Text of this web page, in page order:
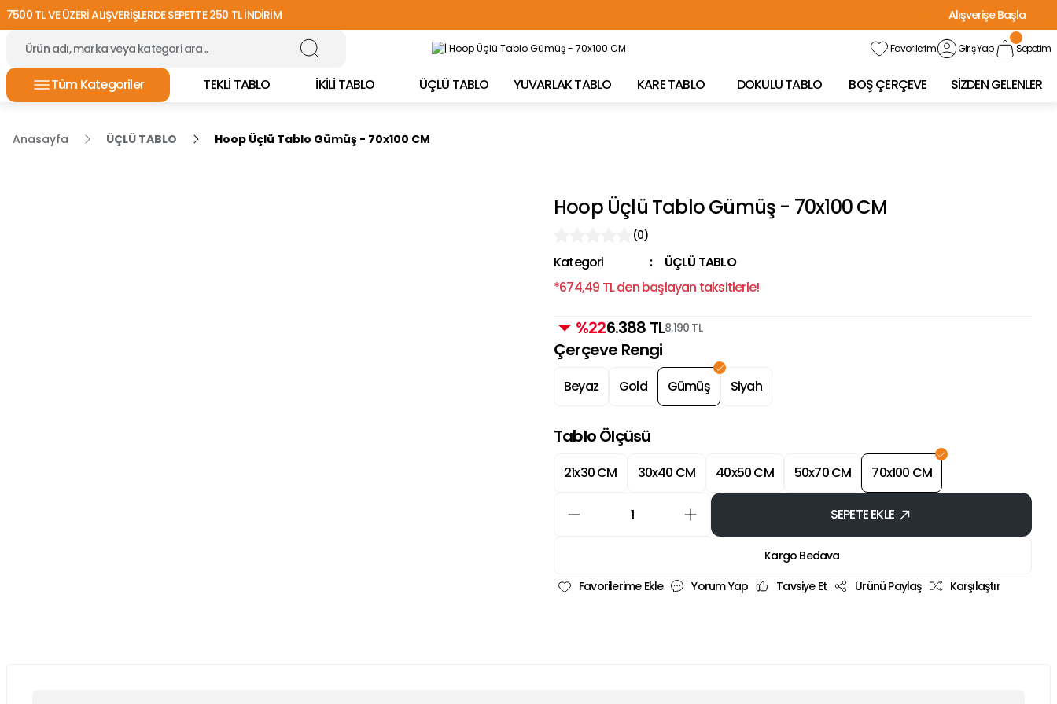
7500 TL VE ÜZERİ ALIŞVERİŞLERDE SEPETTE 250 TL İNDİRİM
Alışverişe Başla
TÜRKİYE'NİN HER YERİNE ÜCRETSİZ KARGO!
Favorilerim Giriş Yap Sepetim
Tüm Kategoriler TEKLİ TABLO İKİLİ TABLO ÜÇLÜ TABLO YUVARLAK TABLO KARE TABLO DOKULU TABLO BOŞ ÇERÇEVE SİZDEN GELENLER
Anasayfa ÜÇLÜ TABLO Hoop Üçlü Tablo Gümüş - 70x100 CM
Hoop Üçlü Tablo Gümüş - 70x100 CM
(0)
Kategori
ÜÇLÜ TABLO
*674,49 TL den başlayan taksitlerle!
%226.388 TL8.190 TL
Çerçeve Rengi
Beyaz Gold Gümüş Siyah
Tablo Ölçüsü
21x30 CM 30x40 CM 40x50 CM 50x70 CM 70x100 CM
SEPETE EKLE
Kargo Bedava
Yorum Yap
Tavsiye Et Ürünü Paylaş Karşılaştır